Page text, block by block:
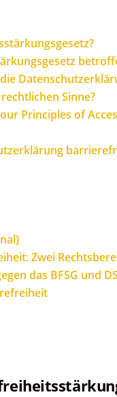
Sinne?
Principles of
Zwei
das BFSG und